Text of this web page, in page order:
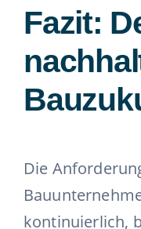
Fazit:
Die
kontinuierlich,